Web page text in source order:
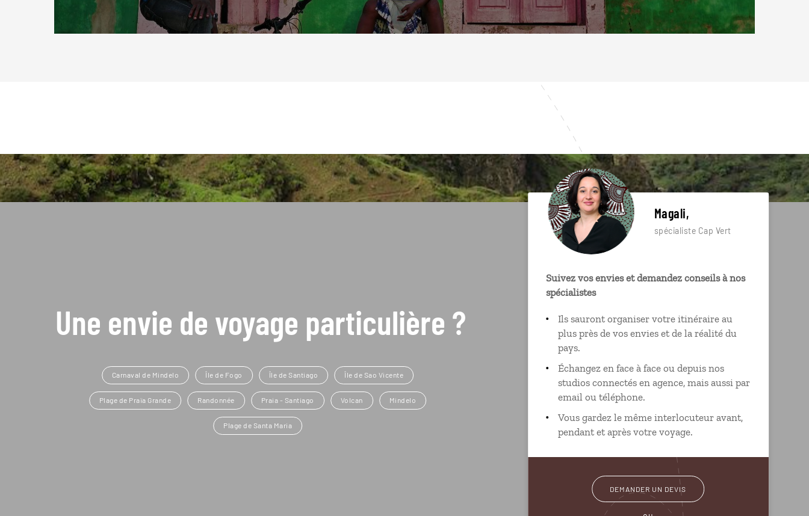
Une envie de voyage particulière ?
Carnaval de Mindelo Île de Fogo Île de Santiago Île de Sao Vicente
Plage de Praïa Grande Randonnée Praia - Santiago Volcan Mindelo
Plage de Santa Maria
Magali,
spécialiste Cap Vert
Suivez vos envies et demandez conseils à nos
spécialistes
Ils sauront organiser votre itinéraire au
plus près de vos envies et de la réalité du
pays.
Échangez en face à face ou depuis nos
studios connectés en agence, mais aussi par
email ou téléphone.
Vous gardez le même interlocuteur avant,
pendant et après votre voyage.
DEMANDER UN DEVIS